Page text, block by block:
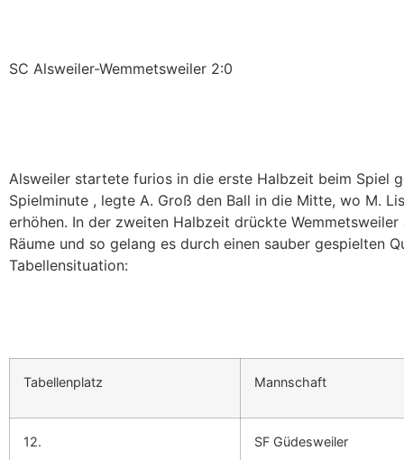
SC Alsweiler-Wemmetsweiler 2:0
Alsweiler startete furios in die erste Halbzeit beim Spiel
Spielminute , legte A. Groß den Ball in die Mitte, wo M.
erhöhen. In der zweiten Halbzeit drückte
Räume und so gelang es durch einen sauber gespielten
Tabellensituation:
Tabellenplatz Mannschaft
12. SF Güdesweiler